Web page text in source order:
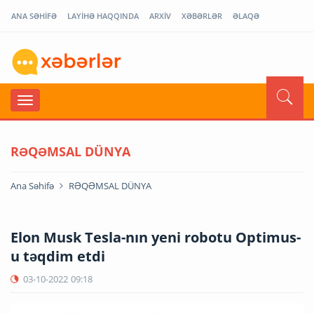
ANA SƏHİFƏ LAYİHƏ HAQQINDA ARXİV XƏBƏRLƏR ƏLAQƏ
RƏQƏMSAL DÜNYA
Ana Səhifə RƏQƏMSAL DÜNYA
Elon Musk Tesla-nın yeni robotu Optimus-
u təqdim etdi
03-10-2022 09:18